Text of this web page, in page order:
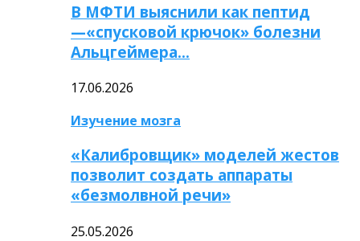
В МФТИ выяснили как пептид
—«спусковой крючок» болезни
Альцгеймера…
17.06.2026
Изучение мозга
«Калибровщик» моделей жестов
позволит создать аппараты
«безмолвной речи»
25.05.2026